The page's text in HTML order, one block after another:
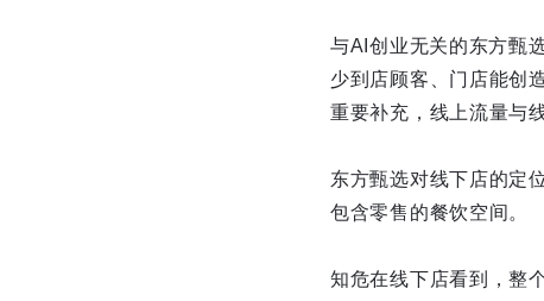
与AI创业无关的东方甄
少到店顾客、门店能创
重要补充，线上流量与
东方甄选对线下店的定
包含零售的餐饮空间。
知危在线下店看到，整